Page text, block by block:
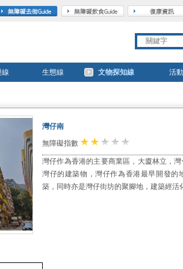
travel gourmet
線 生態線 文物探知線 活動
灣仔南
無障礙指數
★ ★ ☆ ☆
灣仔作為香港的主要商業區，大廈林立，
灣仔的建築物，灣仔作為香港最早開發的
築，同時亦是灣仔街坊的聚腳地，建築經活